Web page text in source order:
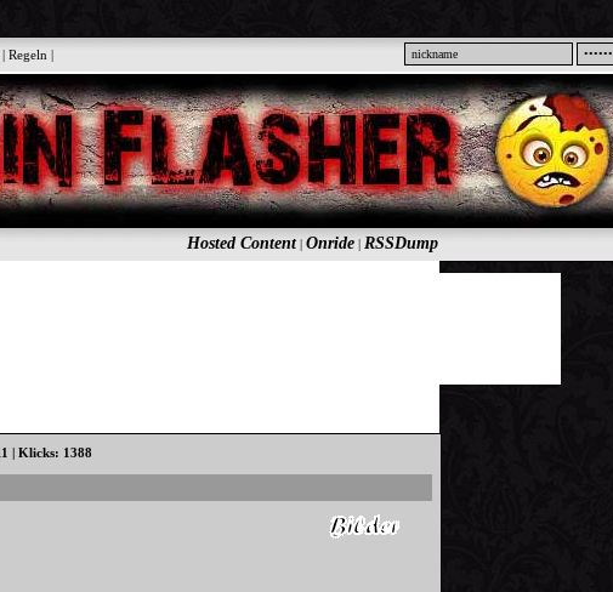
|Regeln |
Hosted Content| Onride| RSSDump
| Klicks: 1388